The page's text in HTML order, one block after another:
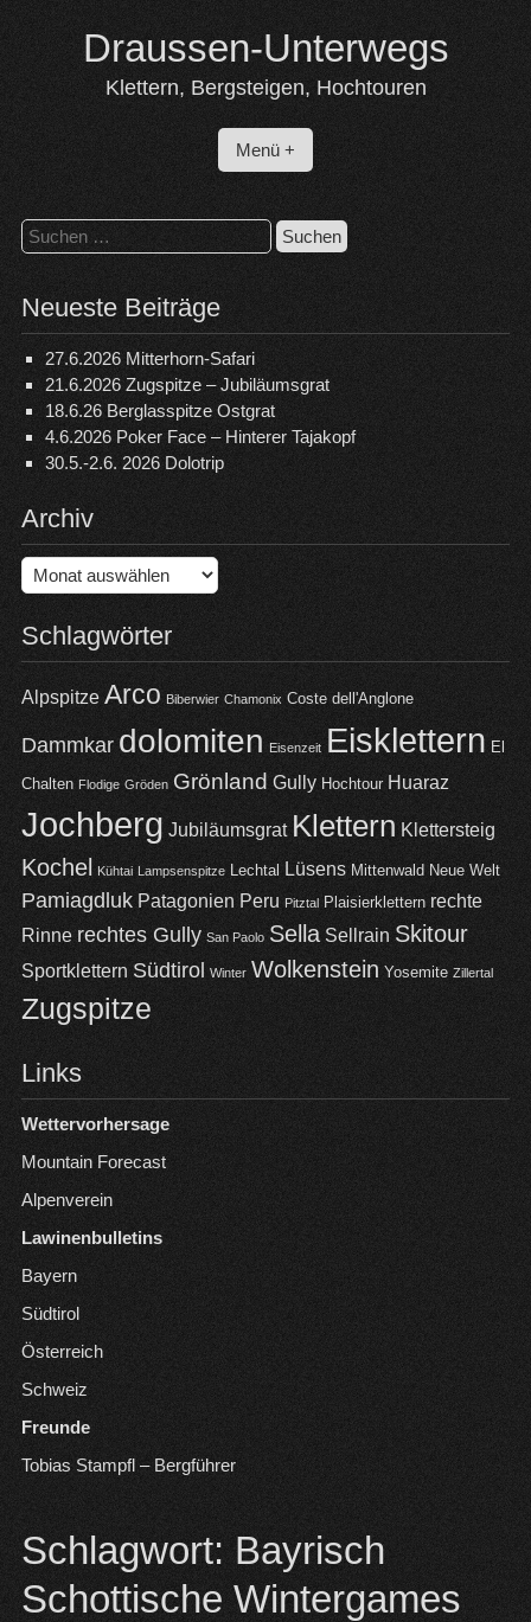
content
Draussen-Unterwegs
Klettern, Bergsteigen, Hochtouren
Menü +
Suchen
nach:
Neueste Beiträge
27.6.2026 Mitterhorn-Safari
21.6.2026 Zugspitze – Jubiläumsgrat
18.6.26 Berglasspitze Ostgrat
4.6.2026 Poker Face – Hinterer Tajakopf
30.5.-2.6. 2026 Dolotrip
Archiv
Archiv
Schlagwörter
Alpspitze Arco Biberwier Chamonix Coste dell'Anglone
Dammkar dolomiten Eisenzeit Eisklettern El
Chalten Flodige Gröden Grönland Gully Hochtour Huaraz
Jochberg Jubiläumsgrat Klettern Klettersteig
Kochel Kühtai Lampsenspitze Lechtal Lüsens Mittenwald Neue Welt
Pamiagdluk Patagonien Peru Pitztal Plaisierklettern rechte
Rinne rechtes Gully San Paolo Sella Sellrain Skitour
Sportklettern Südtirol Winter Wolkenstein Yosemite Zillertal
Zugspitze
Links
Wettervorhersage
Mountain Forecast
Alpenverein
Lawinenbulletins
Bayern
Südtirol
Österreich
Schweiz
Freunde
Tobias Stampfl – Bergführer
Schlagwort: Bayrisch
Schottische Wintergames